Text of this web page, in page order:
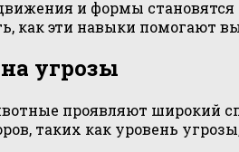
и формы
как эти навыки помогают
угрозы
проявляют широкий
таких как уровень